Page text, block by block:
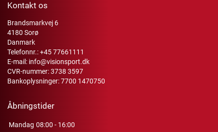
Kontakt os
Brandsmarkvej 6
4180 Sorø
Danmark
Telefonnr.:+45 77661111
E-mail: info@visionsport.dk
CVR-nummer: 3738 3597
Bankoplysninger: 7700 1470750
Åbningstider
Mandag 08:00 - 16:00